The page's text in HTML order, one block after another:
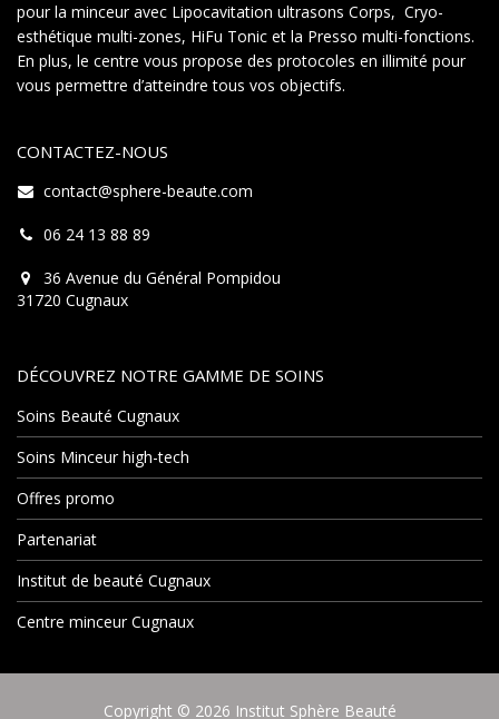
pour la minceur avec Lipocavitation ultrasons Corps, Cryo-
esthétique multi-zones, HiFu Tonic et la Presso multi-fonctions.
En plus, le centre vous propose des protocoles en illimité pour
vous permettre d’atteindre tous vos objectifs.
CONTACTEZ-NOUS
contact@sphere-beaute.com
06 24 13 88 89
36 Avenue du Général Pompidou
31720 Cugnaux
DÉCOUVREZ NOTRE GAMME DE SOINS
Soins Beauté Cugnaux
Soins Minceur high-tech
Offres promo
Partenariat
Institut de beauté Cugnaux
Centre minceur Cugnaux
Copyright © 2026 Institut Sphère Beauté